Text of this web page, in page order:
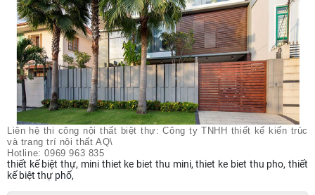
Liên hệ thi công nội thất biệt thự: Công ty TNHH thiết kế kiến trúc
và trang trí nội thất AQ\
Hotline: 0969 963 835
thiết kế biệt thự, mini thiet ke biet thu mini, thiet ke biet thu pho, thiết
kế biệt thự phố,